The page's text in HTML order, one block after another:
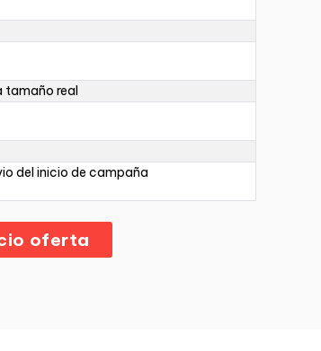
real
del inicio de campaña
oferta